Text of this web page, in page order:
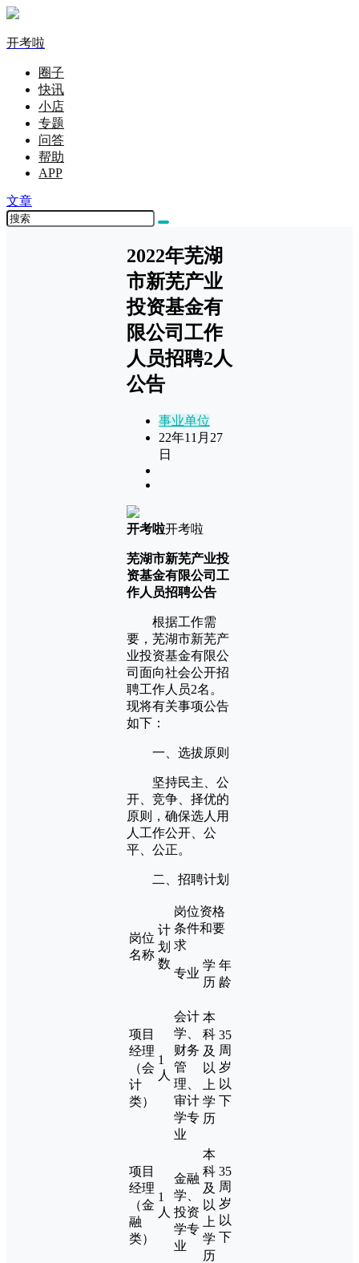
开考啦
圈子
快讯
小店
专题
问答
帮助
APP
文章
2022年芜湖
市新芜产业
投资基金有
限公司工作
人员招聘2人
公告
事业单位
22年11月27
日
开考啦开考啦
芜湖市新芜产业投
资基金有限公司工
作人员招聘公告
根据工作需
要，芜湖市新芜产
业投资基金有限公
司面向社会公开招
聘工作人员2名。
现将有关事项公告
如下：
一、选拔原则
坚持民主、公
开、竞争、择优的
原则，确保选人用
人工作公开、公
平、公正。
二、招聘计划
岗位
名称
计
划
数
岗位资格
条件和要
求
专业
学
历
年
龄
项目
经理
（会
计
类）
1
人
会计
学、
财务
管
理、
审计
学专
业
本
科
及
以
上
学
历
35
周
岁
以
下
项目
经理
（金
融
类）
1
人
金融
学、
投资
学专
业
本
科
及
以
上
学
历
35
周
岁
以
下